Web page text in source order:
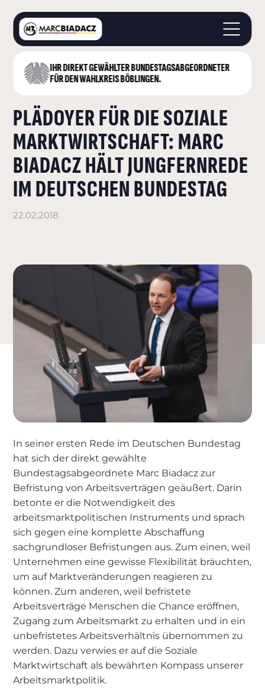
IHR DIREKT GEWÄHLTER BUNDESTAGS­ABGEORDNETER
FÜR DEN WAHLKREIS BÖBLINGEN.
STARTSEITE
LANDKREIS BÖBLINGEN
DEUTSCHER BUNDESTAG
AKTUELLES
KONTAKT
PLÄDOYER FÜR DIE SOZIALE
MARKTWIRTSCHAFT: MARC
BIADACZ HÄLT JUNGFERNREDE
IM DEUTSCHEN BUNDESTAG
22.02.2018
In seiner ersten Rede im Deutschen Bundestag
hat sich der direkt gewählte
Bundestagsabgeordnete Marc Biadacz zur
Befristung von Arbeitsverträgen geäußert. Darin
betonte er die Notwendigkeit des
arbeitsmarktpolitischen Instruments und sprach
sich gegen eine komplette Abschaffung
sachgrundloser Befristungen aus. Zum einen, weil
Unternehmen eine gewisse Flexibilität bräuchten,
um auf Marktveränderungen reagieren zu
können. Zum anderen, weil befristete
Arbeitsverträge Menschen die Chance eröffnen,
Zugang zum Arbeitsmarkt zu erhalten und in ein
unbefristetes Arbeitsverhältnis übernommen zu
werden. Dazu verwies er auf die Soziale
Marktwirtschaft als bewährten Kompass unserer
Arbeitsmarktpolitik.